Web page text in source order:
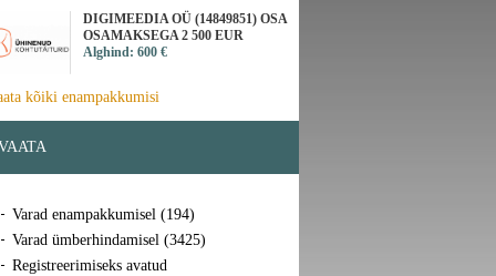
DIGIMEEDIA OÜ (14849851) OSA
OSAMAKSEGA 2 500 EUR
Alghind: 600 €
kõiki enampakkumisi
Varad enampakkumisel (194)
Varad ümberhindamisel (3425)
Registreerimiseks avatud